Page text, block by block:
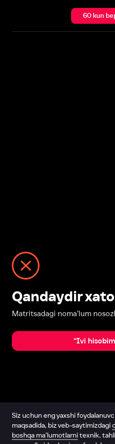
60 kun
Qandaydir
Matritsadagi noma’lum
“Ivi
Siz uchun eng yaxshi
maqsadida, biz veb-saytimizdagi
boshqa ma’lumotlarnitexnik,